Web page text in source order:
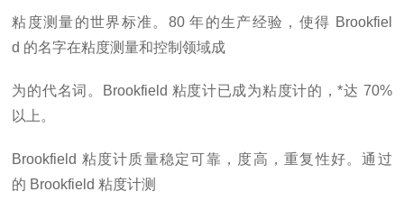
粘度测量的世界标准。80 年的生产经验，使得 Brookfiel
d 的名字在粘度测量和控制领域成
为的代名词。Brookfield 粘度计已成为粘度计的，*达 70%
以上。
Brookfield 粘度计质量稳定可靠，度高，重复性好。通过
的 Brookfield 粘度计测